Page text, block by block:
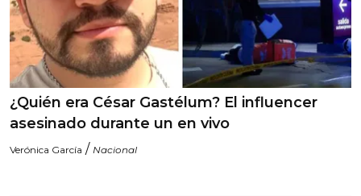
¿Quién era César Gastélum? El influencer
asesinado durante un en vivo
Verónica García / Nacional